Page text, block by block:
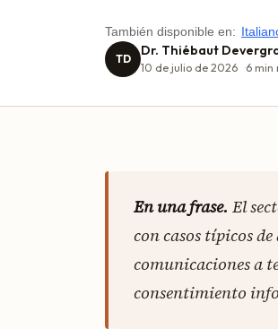
También disponible en:
TD Dr. Thiébaut
10 de julio de 2026 6 min
En una frase. El
con casos típicos
comunicaciones a
consentimiento